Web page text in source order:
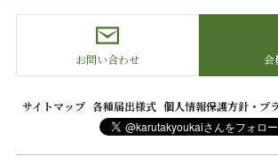
お問い合わせ 会
サイトマップ 各種届出様式 個人情報保護方針・プ